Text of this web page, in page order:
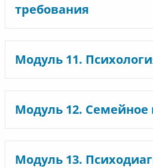
требования
Модуль 11.
Модуль 12. Семейное
Модуль 13.